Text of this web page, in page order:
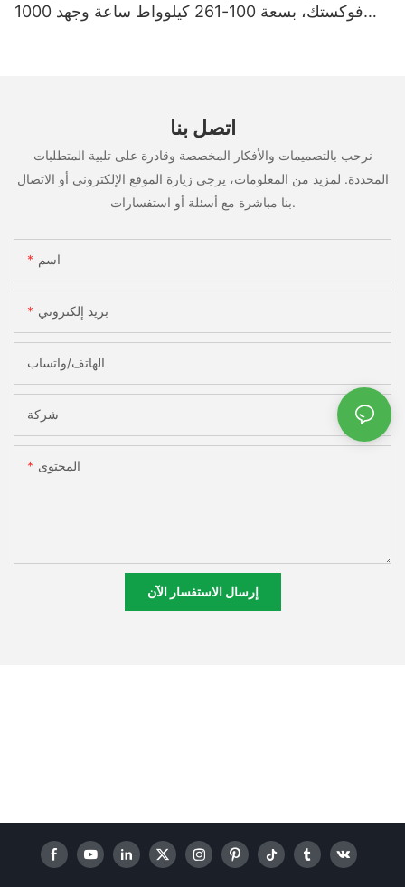
فوكستك، بسعة 100-261 كيلوواط ساعة وجهد 1000
اتصل بنا
نرحب بالتصميمات والأفكار المخصصة وقادرة على تلبية المتطلبات
المحددة. لمزيد من المعلومات، يرجى زيارة الموقع الإلكتروني أو الاتصال
بنا مباشرة مع أسئلة أو استفسارات.
اسم
بريد إلكتروني
الهاتف/واتساب
شركة
المحتوى
إرسال الاستفسار الآن